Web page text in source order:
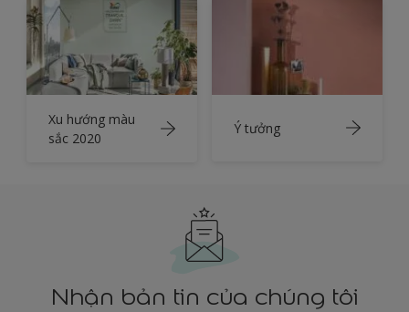
Xu hướng màu
sắc 2020
Ý tưởng
Nhận bản tin của chúng tôi